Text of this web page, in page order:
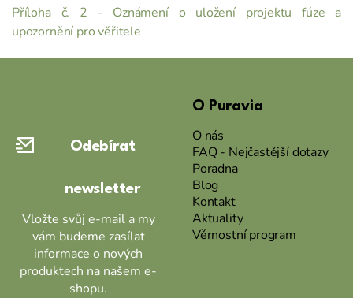
Příloha č. 2 - Oznámení o uložení projektu fúze a
upozornění pro věřitele
Odebírat
newsletter
Vložte svůj e-mail a my
vám budeme zasílat
informace o nových
produktech na našem e-
shopu.
O Puravia
O nás
FAQ - Nejčastější dotazy
Poradna
Blog
Kontakt
Aktuality
Věrnostní program